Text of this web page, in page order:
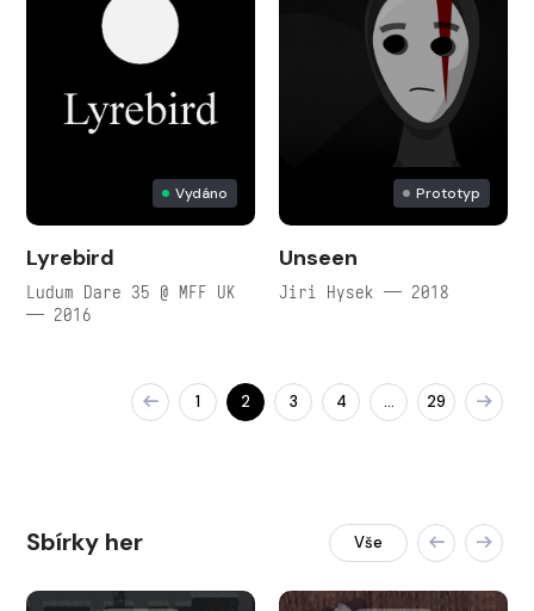
Vydáno
Lyrebird
Ludum Dare 35 @ MFF UK
— 2016
Prototyp
Unseen
Jiri Hysek — 2018
1 2 3 4 … 29
Sbírky her Vše